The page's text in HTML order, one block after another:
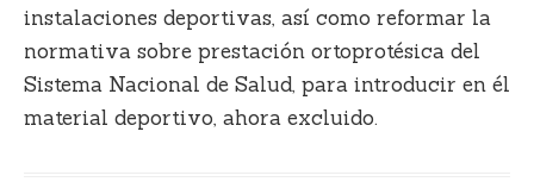
instalaciones deportivas, así como reformar la
normativa sobre prestación ortoprotésica del
Sistema Nacional de Salud, para introducir en él
material deportivo, ahora excluido.